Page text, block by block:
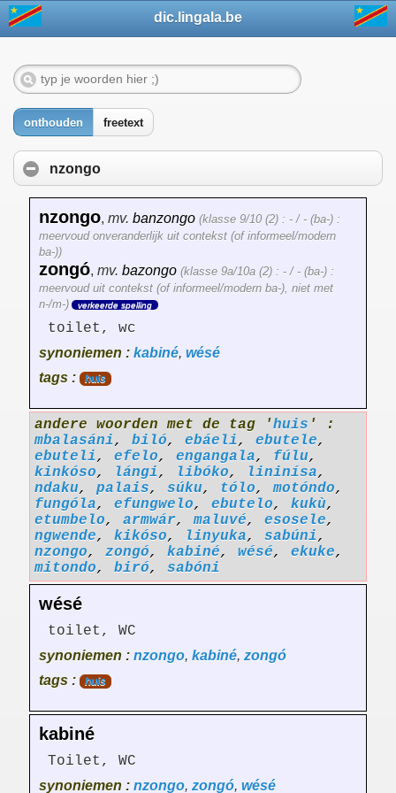
dic.lingala.be
onthouden freetext
nzongo
nzongo, mv. banzongo (klasse 9/10 (2) : - / - (ba-) :
meervoud onveranderlijk uit contekst (of informeel/modern
ba-))
zongó, mv. bazongo (klasse 9a/10a (2) : - / - (ba-) :
meervoud uit contekst (of informeel/modern ba-), niet met
n-/m-)
verkeerde spelling
toilet, wc
synoniemen : kabiné, wésé
tags :
huis
andere woorden met de tag 'huis ' :
mbalasáni, biló, ebáeli, ebutele,
ebuteli, efelo, engangala, fúlu,
kinkóso, lángi, libóko, lininísa,
ndaku, palais, súku, tólo,motóndo,
fungóla, efungwelo, ebutelo, kukù,
etumbelo, armwár,maluvé, esosele,
ngwende, kikóso, linyuka, sabúni,
nzongo, zongó, kabiné, wésé, ekuke,
mitondo, biró, sabóni
wésé
toilet, WC
synoniemen : nzongo, kabiné, zongó
tags :
huis
kabiné
Toilet, WC
synoniemen : nzongo, zongó, wésé